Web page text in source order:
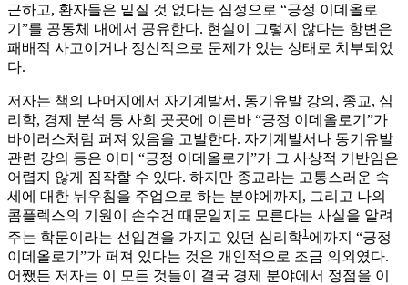
근하고, 환자들은 밑질 것 없다는 심정으로 “긍정 이데올로
기”를 공동체 내에서 공유한다. 현실이 그렇지 않다는 항변은
패배적 사고이거나 정신적으로 문제가 있는 상태로 치부되었
다.
저자는 책의 나머지에서 자기계발서, 동기유발 강의, 종교, 심
리학, 경제 분석 등 사회 곳곳에 이른바 “긍정 이데올로기”가
바이러스처럼 퍼져 있음을 고발한다. 자기계발서나 동기유발
관련 강의 등은 이미 “긍정 이데올로기”가 그 사상적 기반임은
어렵지 않게 짐작할 수 있다. 하지만 종교라는 고통스러운 속
세에 대한 뉘우침을 주업으로 하는 분야에까지, 그리고 나의
콤플렉스의 기원이 손수건 때문일지도 모른다는 사실을 알려
주는 학문이라는 선입견을 가지고 있던 심리학1 에까지 “긍정
이데올로기”가 퍼져 있다는 것은 개인적으로 조금 의외였다.
어쨌든 저자는 이 모든 것들이 결국 경제 분야에서 정점을 이